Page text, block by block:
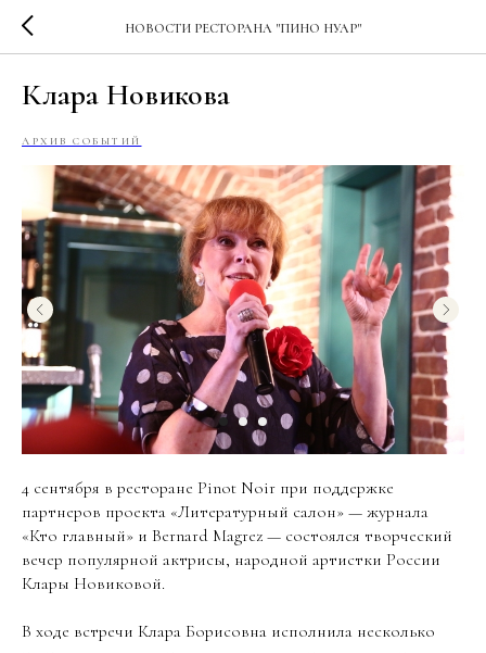
НОВОСТИ РЕСТОРАНА "ПИНО НУАР"
Клара Новикова
АРХИВ СОБЫТИЙ
4 сентября в ресторане Pinot Noir при поддержке
партнеров проекта «Литературный салон» — журнала
«Кто главный» и Bernard Magrez — состоялся творческий
вечер популярной актрисы, народной артистки России
Клары Новиковой.
В ходе встречи Клара Борисовна исполнила несколько